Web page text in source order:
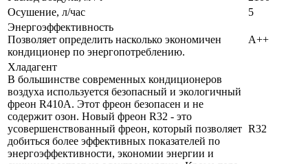
Осушение, л/час
5
Энергоэффективность
Позволяет определить насколько экономичен
кондиционер по энергопотреблению.
A++
Хладагент
В большинстве современных кондиционеров
воздуха используется безопасный и экологичный
фреон R410A. Этот фреон безопасен и не
содержит озон. Новый фреон R32 - это
усовершенствованный фреон, который позволяет
добиться более эффективных показателей по
энергоэффективности, экономии энергии и
R32